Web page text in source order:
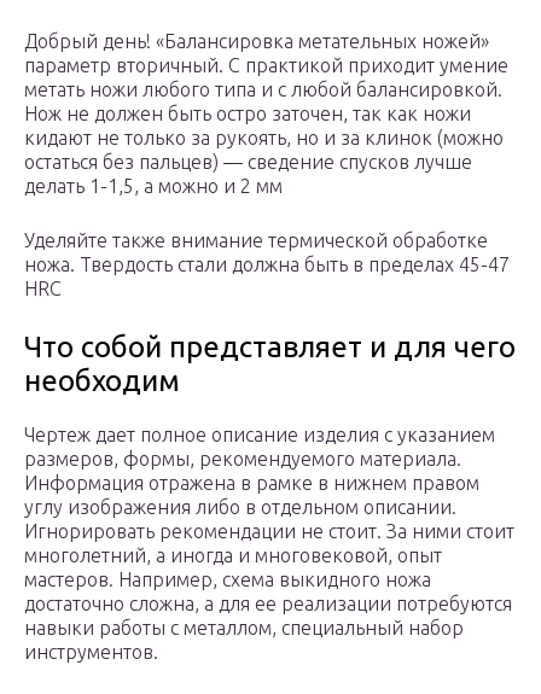
Добрый день! «Балансировка метательных ножей»
параметр вторичный. С практикой приходит умение
метать ножи любого типа и с любой балансировкой.
Нож не должен быть остро заточен, так как ножи
кидают не только за рукоять, но и за клинок (можно
остаться без пальцев) — сведение спусков лучше
делать 1-1,5, а можно и 2 мм
Уделяйте также внимание термической обработке
ножа. Твердость стали должна быть в пределах 45-47
HRC
Что собой представляет и для чего
необходим
Чертеж дает полное описание изделия с указанием
размеров, формы, рекомендуемого материала.
Информация отражена в рамке в нижнем правом
углу изображения либо в отдельном описании.
Игнорировать рекомендации не стоит. За ними стоит
многолетний, а иногда и многовековой, опыт
мастеров. Например, схема выкидного ножа
достаточно сложна, а для ее реализации потребуются
навыки работы с металлом, специальный набор
инструментов.